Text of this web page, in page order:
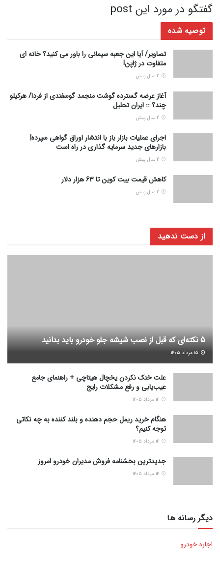
گفتگو در مورد این post
توصیه شده
تصاویر/ آیا این جعبه سیمانی را باور می کنید؟ خانه ای
متفاوت در ژاپن!
آغاز عرضه گسترده گوشت منجمد گوسفندی از فردا/ هرکیلو
چند؟ :: ایران تحلیل
اجرای عملیات بازار باز با انتشار اوراق گواهی سپرده|
بازارهای جدید سرمایه گذاری در راه است
کاهش قیمت بیت کوین تا 63 هزار دلار
از دست ندهید
5 نکته‌ای که قبل از نصب شیشه جلو خودرو باید بدانید
علت خنک نکردن یخچال هیتاچی + راهنمای جامع
عیب‌یابی و رفع مشکلات رایج
هنگام خرید ریمل حجم دهنده و بلند کننده به چه نکاتی
توجه کنیم؟
جدیدترین بخشنامه فروش مدیران خودرو امروز
دیگر رسانه ها
اجاره خودرو